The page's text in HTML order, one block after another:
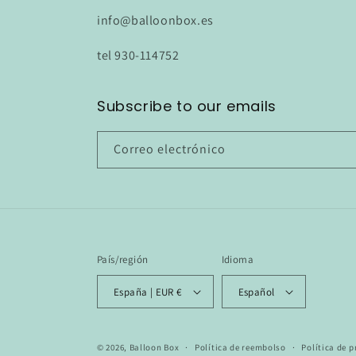
info@balloonbox.es
tel 930-114752
Subscribe to our emails
Correo electrónico
País/región
España | EUR €
Idioma
Español
© 2026, Balloon Box Política de reembolso Política de